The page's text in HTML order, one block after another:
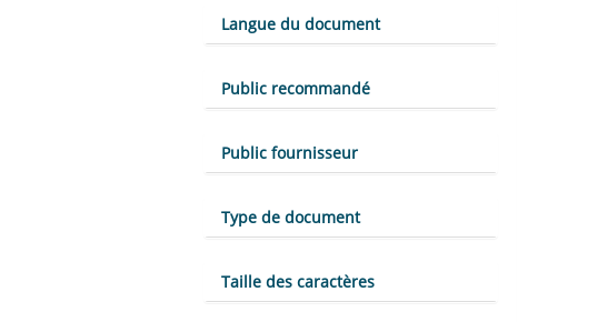
Langue du document
Public recommandé
Public fournisseur
Type de document
Taille des caractères